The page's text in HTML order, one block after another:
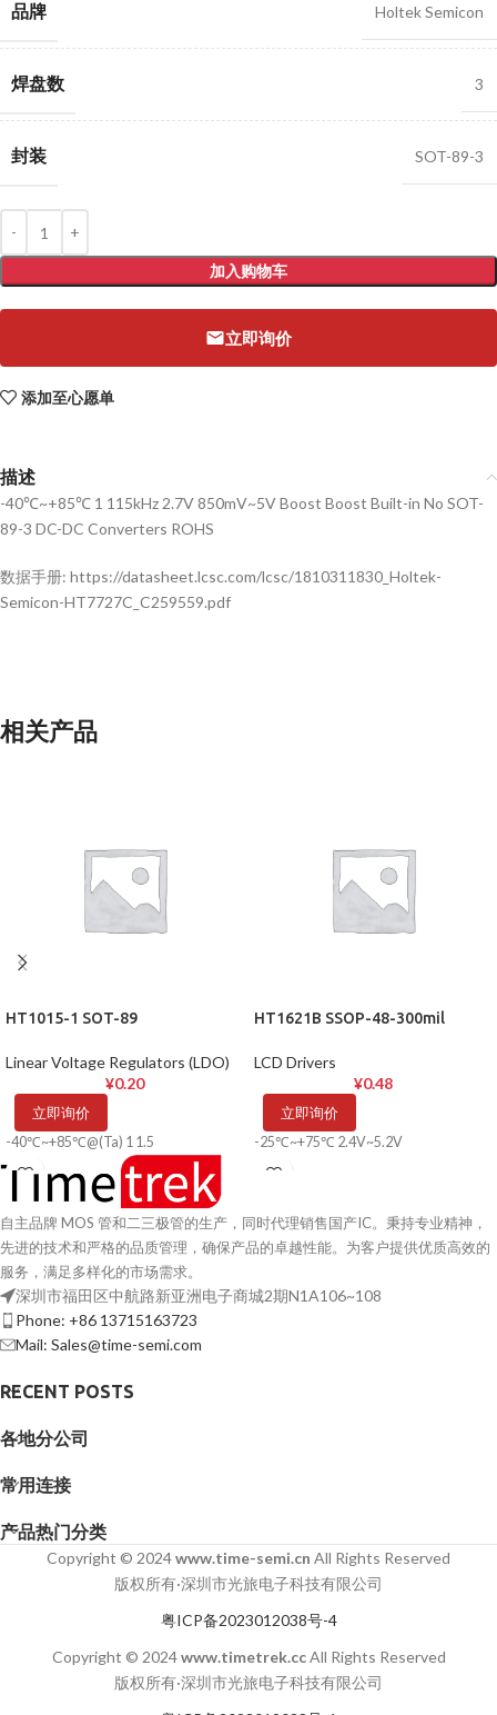
品牌 Holtek Semicon
焊盘数 3
封装 SOT-89-3
加入购物车
立即询价
添加至心愿单
描述
-40℃~+85℃ 1 115kHz 2.7V 850mV~5V Boost Boost Built-in No SOT-
89-3 DC-DC Converters ROHS
数据手册: https://datasheet.lcsc.com/lcsc/1810311830_Holtek-
Semicon-HT7727C_C259559.pdf
相关产品
HT1015-1 SOT-89
Linear Voltage Regulators (LDO)
¥0.20
立即询价
-40℃~+85℃@(Ta) 1 1.5
HT1621B SSOP-48-300mil
LCD Drivers
¥0.48
立即询价
-25℃~+75℃ 2.4V~5.2V
自主品牌 MOS 管和二三极管的生产，同时代理销售国产IC。秉持专业精神，
先进的技术和严格的品质管理，确保产品的卓越性能。为客户提供优质高效的
服务，满足多样化的市场需求。
深圳市福田区中航路新亚洲电子商城2期N1A106~108
Phone: +86 13715163723
Mail: Sales@time-semi.com
RECENT POSTS
各地分公司
常用连接
产品热门分类
Copyright © 2024www.time-semi.cn All Rights Reserved
版权所有·深圳市光旅电子科技有限公司
粤ICP备2023012038号-4
Copyright © 2024www.timetrek.ccAll Rights Reserved
版权所有·深圳市光旅电子科技有限公司